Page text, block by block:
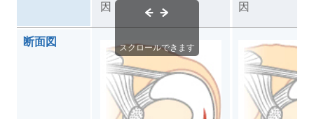
因
因
断面図
スクロールできます